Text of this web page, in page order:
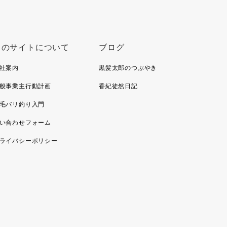
サイトについて
案内
事業主行動計画
バリ釣り入門
合わせフォーム
イバシーポリシー
ブログ
黒髪太郎のつぶやき
香紀徒然日記